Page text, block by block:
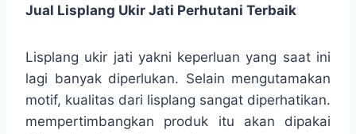
Jual Lisplang Ukir Jati Perhutani Terbaik
Lisplang ukir jati yakni keperluan yang saat ini
lagi banyak diperlukan. Selain mengutamakan
motif, kualitas dari lisplang sangat diperhatikan.
mempertimbangkan produk itu akan dipakai